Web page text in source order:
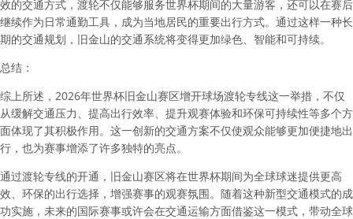
效的交通方式，渡轮不仅能够服务世界杯期间的大量游客，还可以在赛后
继续作为日常通勤工具，成为当地居民的重要出行方式。通过这样一种长
期的交通规划，旧金山的交通系统将变得更加绿色、智能和可持续。
总结：
综上所述，2026年世界杯旧金山赛区增开球场渡轮专线这一举措，不仅
从缓解交通压力、提高出行效率、提升观赛体验和环保可持续性等多个方
面体现了其积极作用。这一创新的交通方案不仅使观众能够更加便捷地出
行，也为赛事增添了许多独特的亮点。
通过渡轮专线的开通，旧金山赛区将在世界杯期间为全球球迷提供更高
效、环保的出行选择，增强赛事的观赛氛围。随着这种新型交通模式的成
功实施，未来的国际赛事或许会在交通运输方面借鉴这一模式，带动全球